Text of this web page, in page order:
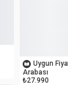
Uygun
Arabası
₺27.990